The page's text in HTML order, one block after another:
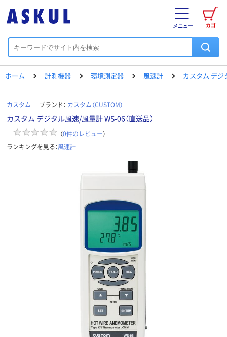
カゴ
メニュー
ホーム 計測機器 環境測定器 風速計 カスタム デジ
カスタム ブランド： カスタム（CUSTOM）
カスタム デジタル風速/風量計 WS-06（直送品）
（0件のレビュー）
ランキングを見る：風速計